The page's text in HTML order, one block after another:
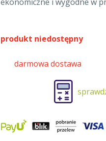
produkt niedostępny
darmowa dostawa